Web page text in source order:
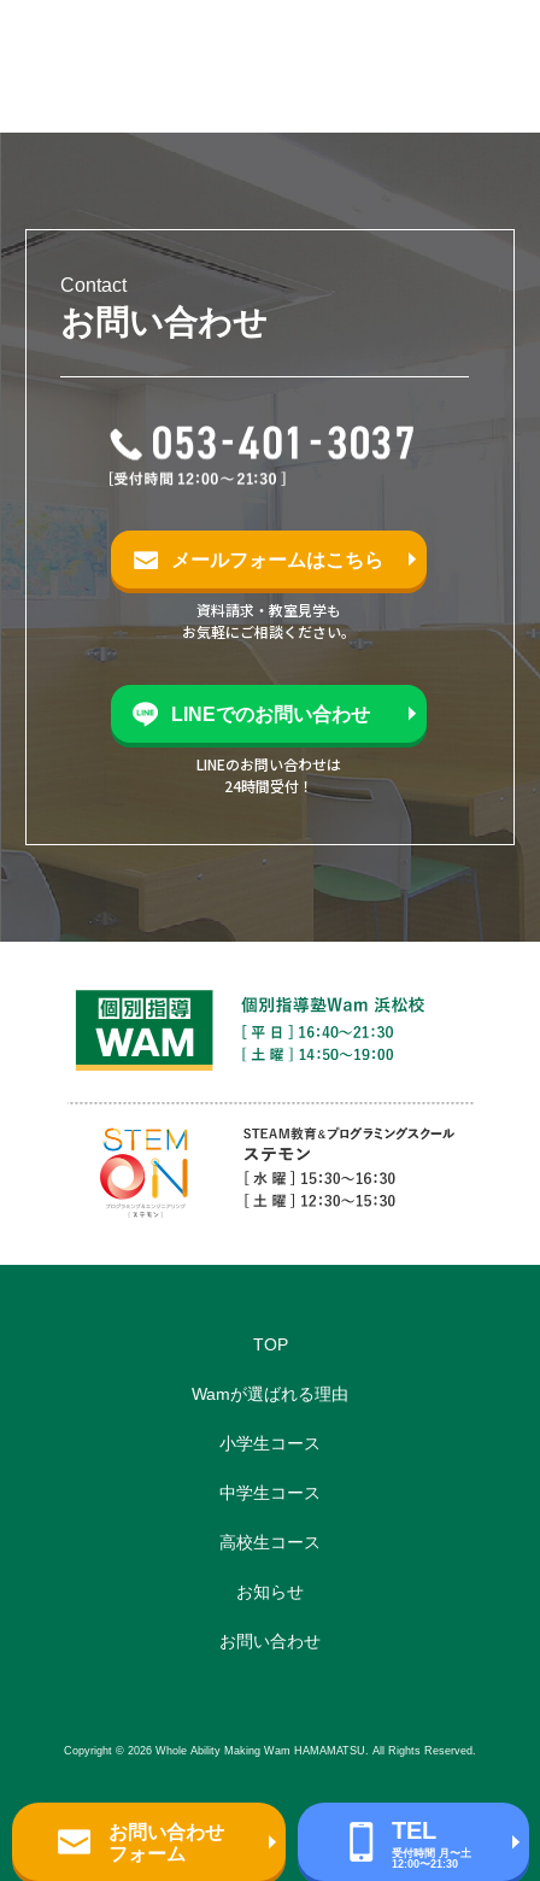
Contact
お問い合わせ
メールフォームはこちら
資料請求・教室見学も
お気軽にご相談ください。
LINEでのお問い合わせ
LINEのお問い合わせは
24時間受付！
TOP
Wamが選ばれる理由
小学生コース
中学生コース
高校生コース
お知らせ
お問い合わせ
Copyright © 2026 Whole Ability Making Wam HAMAMATSU. All Rights Reserved.
お問い合わせ
フォーム
TEL
受付時間 月〜土
12:00〜21:30